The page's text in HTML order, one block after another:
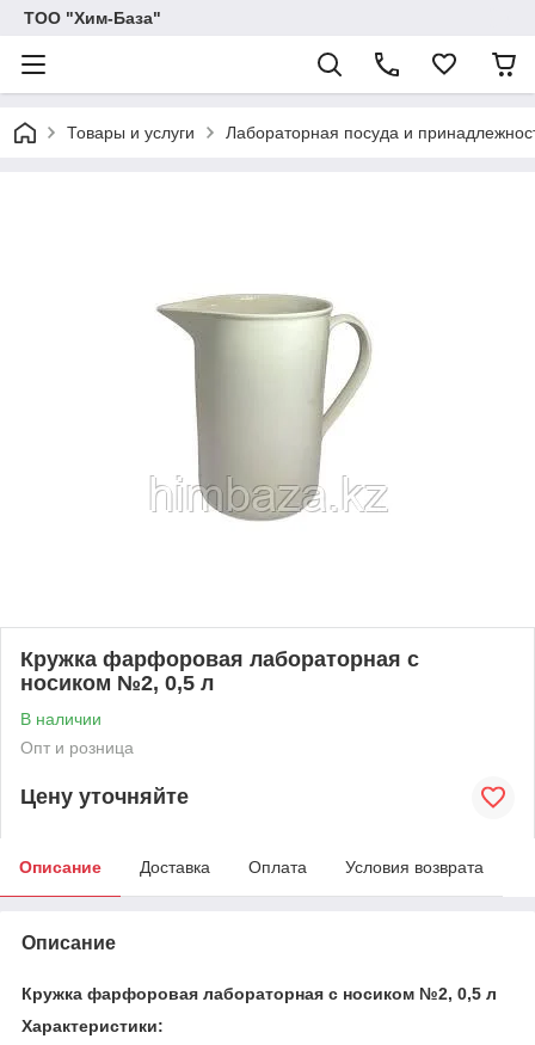
ТОО "Хим-База"
Товары и услуги Лабораторная посуда и
Кружка фарфоровая лабораторная с
носиком №2, 0,5 л
В наличии
Опт и розница
Цену уточняйте
Описание Доставка Оплата Условия возврата
Описание
Кружка фарфоровая лабораторная с носиком №2, 0,5 л
Характеристики: